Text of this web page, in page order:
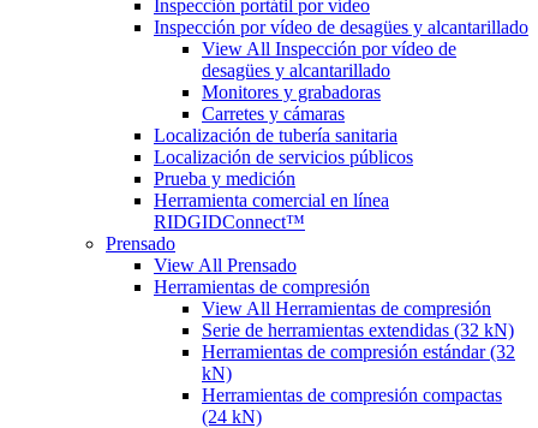
Inspección portátil por vídeo
Inspección por vídeo de desagües y alcantarillado
View All Inspección por vídeo de
desagües y alcantarillado
Monitores y grabadoras
Carretes y cámaras
Localización de tubería sanitaria
Localización de servicios públicos
Prueba y medición
Herramienta comercial en línea
RIDGIDConnect™
Prensado
View All Prensado
Herramientas de compresión
View All Herramientas de compresión
Serie de herramientas extendidas (32 kN)
Herramientas de compresión estándar (32
kN)
Herramientas de compresión compactas
(24 kN)